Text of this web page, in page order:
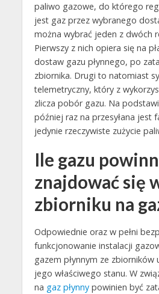
paliwo gazowe, do którego
jest gaz przez wybranego
można wybrać jeden z dwóch
Pierwszy z nich opiera się na
dostaw gazu płynnego, po
zbiornika. Drugi to natomiast
telemetryczny, który z
zlicza pobór gazu. Na
później raz na przesyłana jest
jedynie rzeczywiste zużycie
Ile gazu
znajdować się
zbiorniku na
Odpowiednie oraz w pełni
funkcjonowanie instalacji
gazem płynnym ze zbiorników
jego właściwego stanu. W
na gaz płynnypowinien być